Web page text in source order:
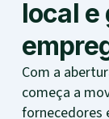
local e
Com a
começa a
fornecedores